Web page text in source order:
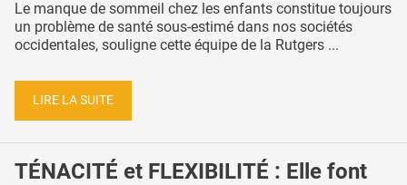
Le manque de sommeil chez les enfants constitue toujours
un problème de santé sous-estimé dans nos sociétés
occidentales, souligne cette équipe de la Rutgers ...
LIRE LA SUITE
TÉNACITÉ et FLEXIBILITÉ : Elle font